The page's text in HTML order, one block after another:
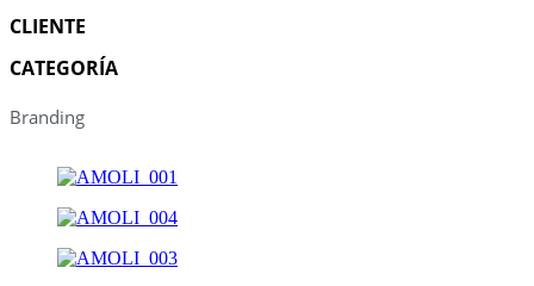
CLIENTE
CATEGORÍA
Branding